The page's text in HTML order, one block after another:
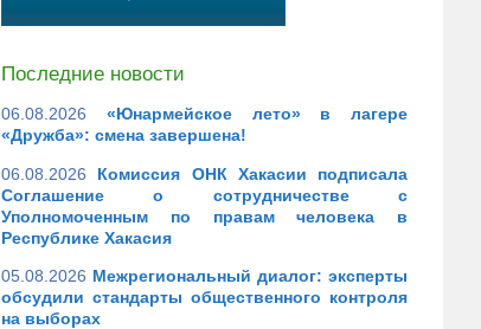
Последние новости
06.08.2026
«Юнармейское лето» в лагере
«Дружба»: смена завершена!
06.08.2026
Комиссия ОНК Хакасии подписала
Соглашение о сотрудничестве с
Уполномоченным по правам человека в
Республике Хакасия
05.08.2026 Межрегиональный диалог: эксперты
обсудили стандарты общественного контроля
на выборах